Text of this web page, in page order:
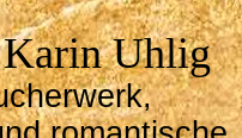
Karin Uhlig